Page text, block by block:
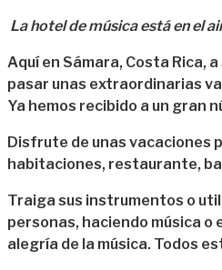
La hotel de música está en el
Aquí en Sámara, Costa Rica,
pasar unas extraordinarias
Ya hemos recibido a un gran
Disfrute de unas vacaciones
habitaciones, restaurante,
Traiga sus instrumentos o
personas, haciendo música
alegría de la música. Todos